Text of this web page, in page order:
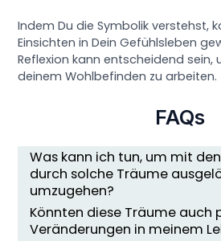
Indem Du die Symbolik verstehst,
Einsichten in Dein Gefühlsleben
Reflexion kann entscheidend sein,
deinem Wohlbefinden zu arbeiten.
FAQs
Was kann ich tun, um mit
durch solche Träume
umzugehen?
Könnten diese Träume auch
Veränderungen in meinem